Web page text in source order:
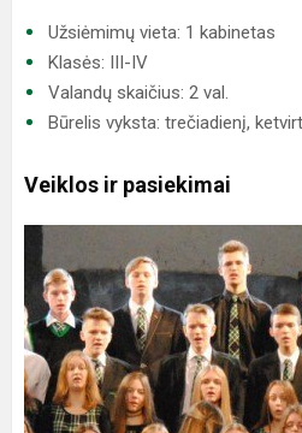
Užsiėmimų vieta: 1 kabinetas
Klasės: III-IV
Valandų skaičius: 2 val.
Būrelis vyksta: trečiadienį,
Veiklos ir pasiekimai